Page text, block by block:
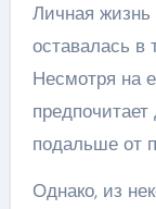
Личная
оставалась в
Несмотря на
подальше от
Однако, из